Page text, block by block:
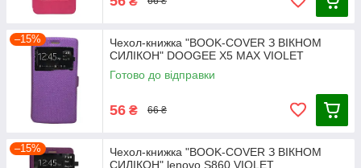
–15%
Чехол-книжка "BOOK-COVER З ВІКНОМ
СИЛІКОН" DOOGEE X5 MAX VIOLET
Готово до відправки
56 ₴ 66 ₴
–15%
Чехол-книжка "BOOK-COVER З ВІКНОМ
СИЛІКОН" lenovo S860 VIOLET